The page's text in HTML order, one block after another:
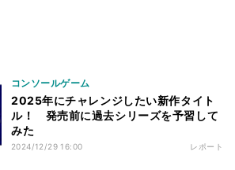
コンソールゲーム
2025年にチャレンジしたい新作タイト
ル！ 発売前に過去シリーズを予習して
みた
2024/12/29 16:00 レポート